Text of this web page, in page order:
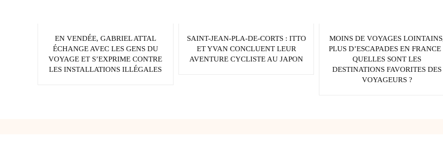
EN VENDÉE, GABRIEL ATTAL
ÉCHANGE AVEC LES GENS DU
VOYAGE ET S’EXPRIME CONTRE
LES INSTALLATIONS ILLÉGALES
SAINT-JEAN-PLA-DE-CORTS : ITTO
ET YVAN CONCLUENT LEUR
AVENTURE CYCLISTE AU JAPON
MOINS DE VOYAGES
PLUS D’ESCAPADES EN FRANCE
QUELLES SONT LES
DESTINATIONS FAVORITES DES
VOYAGEURS ?